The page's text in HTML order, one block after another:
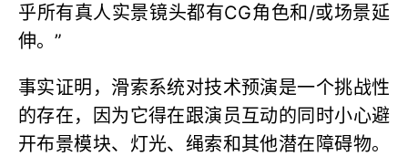
乎所有真人实景镜头都有CG角色和/或场景延
伸。”
事实证明，滑索系统对技术预演是一个挑战性
的存在，因为它得在跟演员互动的同时小心避
开布景模块、灯光、绳索和其他潜在障碍物。